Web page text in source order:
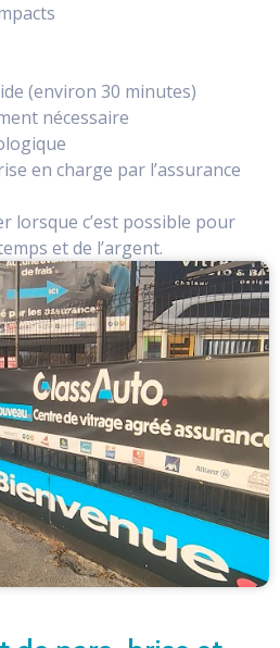
(environ 30 minutes)
nécessaire
en charge par l’assurance
lorsque c’est possible pour
et de l’argent.